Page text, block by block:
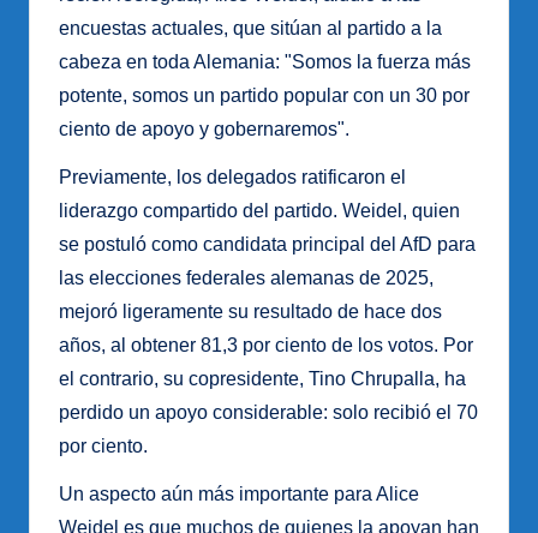
encuestas actuales, que sitúan al partido a la
cabeza en toda Alemania: "Somos la fuerza más
potente, somos un partido popular con un 30 por
ciento de apoyo y gobernaremos".
Previamente, los delegados ratificaron el
liderazgo compartido del partido. Weidel, quien
se postuló como candidata principal del AfD para
las elecciones federales alemanas de 2025,
mejoró ligeramente su resultado de hace dos
años, al obtener 81,3 por ciento de los votos. Por
el contrario, su copresidente, Tino Chrupalla, ha
perdido un apoyo considerable: solo recibió el 70
por ciento.
Un aspecto aún más importante para Alice
Weidel es que muchos de quienes la apoyan han